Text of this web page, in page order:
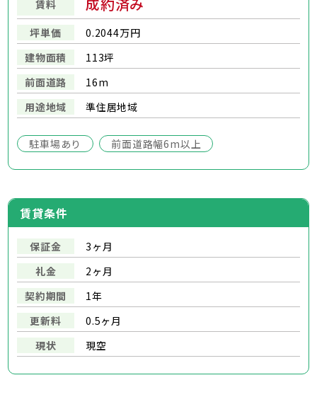
賃料
坪単価
0.2044万円
建物面積
113坪
前面道路
16m
用途地域
準住居地域
駐車場あり 前面道路幅6m以上
賃貸条件
保証金
3ヶ月
礼金
2ヶ月
契約期間
1年
更新料
0.5ヶ月
現状
現空